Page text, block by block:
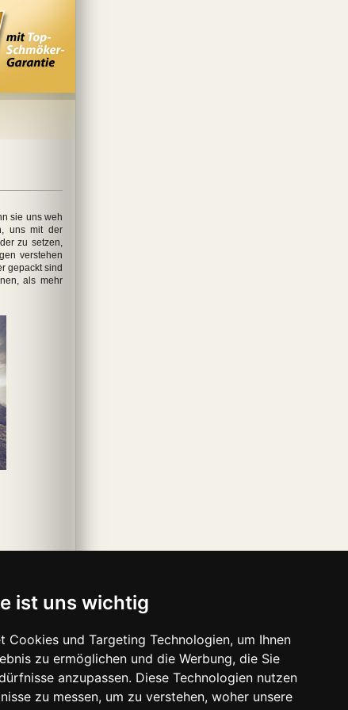
ist uns wichtig
Cookies und Targeting Technologien, um Ihnen
zu ermöglichen und die Werbung, die Sie
anzupassen. Diese Technologien nutzen
zu messen, um zu verstehen, woher unsere
sie uns weh
uns mit der
zu setzen,
verstehen
gepackt sind
als mehr